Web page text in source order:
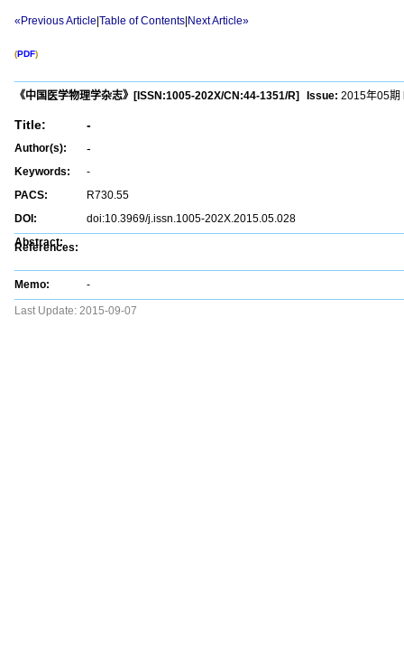
«Previous Article Table of Contents Next Article»
(PDF)
《中国医学物理学杂志》 [ISSN:1005-202X/CN:44-1351/R] Issue: 2015年05期
Title: -
Author(s): -
Keywords:
-
PACS:
R730.55
DOI:
doi:10.3969/j.issn.1005-202X.2015.05.028
Abstract:
References:
Memo: -
Last Update: 2015-09-07